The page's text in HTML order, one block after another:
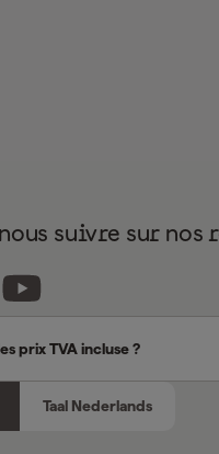
suivre sur nos
prix TVA incluse ?
Taal Nederlands